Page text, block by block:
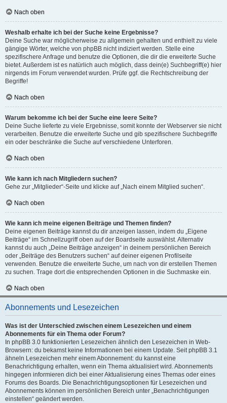
Nach oben
Weshalb erhalte ich bei der Suche keine Ergebnisse?
Deine Suche war möglicherweise zu allgemein gehalten und enthielt zu viele
gängige Wörter, welche von phpBB nicht indiziert werden. Stelle eine
spezifischere Anfrage und benutze die Optionen, die dir die erweiterte Suche
bietet. Außerdem ist es natürlich auch möglich, dass dein(e) Suchbegriff(e) hier
nirgends im Forum verwendet wurden. Prüfe ggf. die Rechtschreibung der
Begriffe!
Nach oben
Warum bekomme ich bei der Suche eine leere Seite?
Deine Suche lieferte zu viele Ergebnisse, somit konnte der Webserver sie nicht
verarbeiten. Benutze die erweiterte Suche und gib spezifischere Suchbegriffe
ein oder beschränke die Suche auf verschiedene Unterforen.
Nach oben
Wie kann ich nach Mitgliedern suchen?
Gehe zur „Mitglieder“-Seite und klicke auf „Nach einem Mitglied suchen“.
Nach oben
Wie kann ich meine eigenen Beiträge und Themen finden?
Deine eigenen Beiträge kannst du dir anzeigen lassen, indem du „Eigene
Beiträge“ im Schnellzugriff oben auf der Boardseite auswählst. Alternativ
kannst du auch „Deine Beiträge anzeigen“ in deinem persönlichen Bereich
oder „Beiträge des Benutzers suchen“ auf deiner eigenen Profilseite
verwenden. Benutze die erweiterte Suche, um nach von dir erstellen Themen
zu suchen. Trage dort die entsprechenden Optionen in die Suchmaske ein.
Nach oben
Abonnements und Lesezeichen
Was ist der Unterschied zwischen einem Lesezeichen und einem
Abonnements für ein Thema oder Forum?
In phpBB 3.0 funktionierten Lesezeichen ähnlich den Lesezeichen in Web-
Browsern: du bekamst keine Informationen bei einem Update. Seit phpBB 3.1
ähneln Lesezeichen mehr einem Abonnement: du kannst eine
Benachrichtigung erhalten, wenn ein Thema aktualisiert wird. Abonnements
hingegen informieren dich bei einer Aktualisierung eines Themas oder eines
Forums des Boards. Die Benachrichtigungsoptionen für Lesezeichen und
Abonnements können im persönlichen Bereich unter „Benachrichtigungen
einstellen“ geändert werden.